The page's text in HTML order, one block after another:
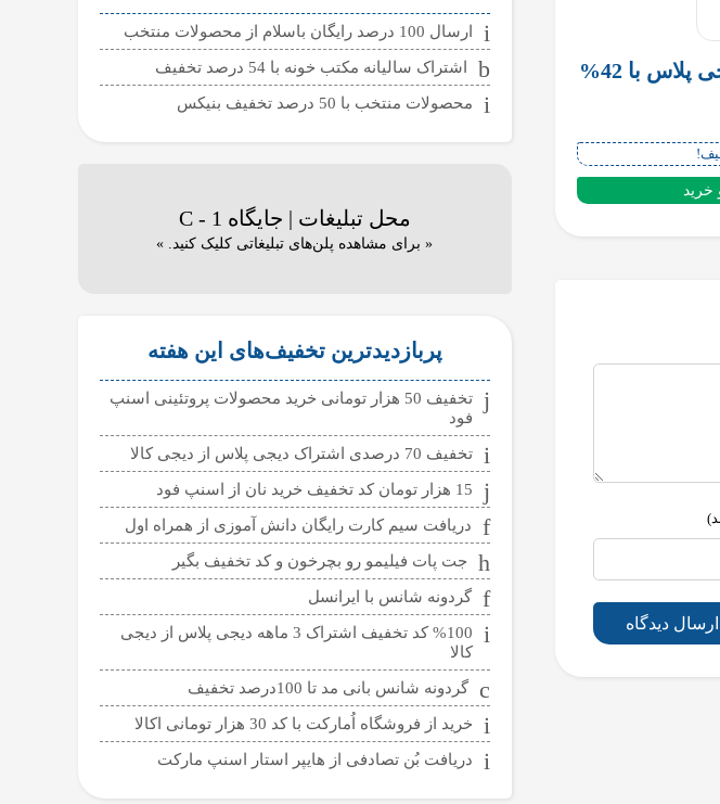
خرید اشتراک 3 ماهه دیجی پلاس با 42%
خرید
ارسال دیدگاه
ارسال 100 درصد رایگان باسلام از محصولات منتخب
اشتراک سالیانه مکتب خونه با 54 درصد تخفیف
محصولات منتخب با 50 درصد تخفیف بنیکس
محل تبلیغات | جایگاه C - 1
« برای مشاهده پلن‌های تبلیغاتی کلیک کنید. »
پربازدیدترین تخفیف‌های این هفته
تخفیف 50 هزار تومانی خرید محصولات پروتئینی اسنپ
فود
تخفیف 70 درصدی اشتراک دیجی پلاس از دیجی کالا
15 هزار تومان کد تخفیف خرید نان از اسنپ فود
دریافت سیم کارت رایگان دانش آموزی از همراه اول
جت پات فیلیمو رو بچرخون و کد تخفیف بگیر
گردونه شانس با ایرانسل
%100 کد تخفیف اشتراک 3 ماهه دیجی پلاس از دیجی
کالا
گردونه شانس بانی مد تا 100درصد تخفیف
خرید از فروشگاه اُمارکت با کد 30 هزار تومانی اکالا
دریافت بُن تصادفی از هایپر استار اسنپ مارکت